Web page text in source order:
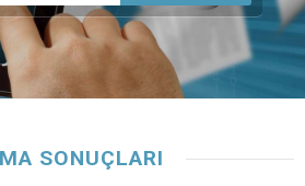
SONUÇLARI